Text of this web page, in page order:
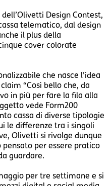
Design Contest,
telematico, dal design
il plus della
cover colorate
che nasce l’idea
“Così bello che, da
in più per fare la fila alla
vede Form200
cassa di diverse tipologie
le differenze tra i singoli
Olivetti si rivolge dunque
per essere pratico
guardare.
per tre settimane e si